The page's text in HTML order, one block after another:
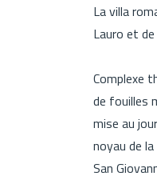
La villa
Lauro et
Complexe
de fouilles
mise au
noyau de
San